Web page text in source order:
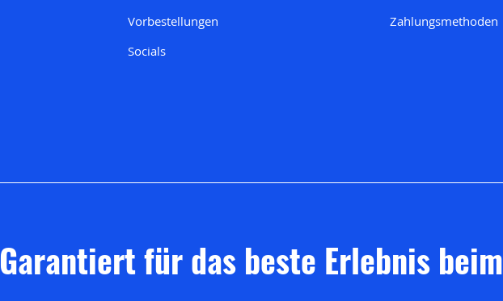
Vorbestellungen
Socials
Zahlungsmethoden
Garantiert für das beste Erlebnis